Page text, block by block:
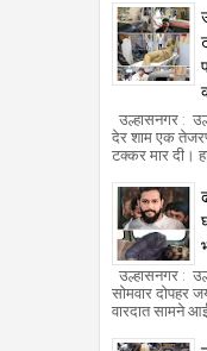
उल्हासनगर :
देर शाम एक
टक्कर मार दी।
उल्हासनगर :
सोमवार दोपहर
वारदात सामने